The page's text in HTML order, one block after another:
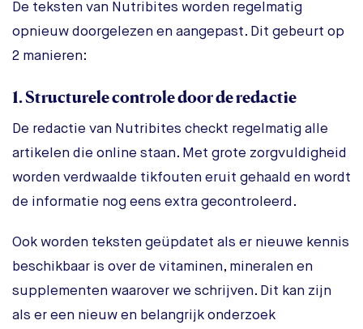
De teksten van Nutribites worden regelmatig
opnieuw doorgelezen en aangepast. Dit gebeurt op
2 manieren:
1. Structurele controle door de redactie
De redactie van Nutribites checkt regelmatig alle
artikelen die online staan. Met grote zorgvuldigheid
worden verdwaalde tikfouten eruit gehaald en wordt
de informatie nog eens extra gecontroleerd.
Ook worden teksten geüpdatet als er nieuwe kennis
beschikbaar is over de vitaminen, mineralen en
supplementen waarover we schrijven. Dit kan zijn
als er een nieuw en belangrijk onderzoek